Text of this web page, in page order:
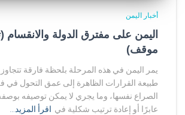
أخبار اليمن
اليمن على مفترق الدولة والانقسام
موقف)
يمر اليمن في هذه المرحلة بلحظة فارقة تتجاوز
طبيعة القرارات الظاهرة إلى عمق التحول في
الصراع نفسها، وما يجري لا يمكن توصيفه
عابرًا أو إعادة ترتيب شكلية في اقرأ المزيد…